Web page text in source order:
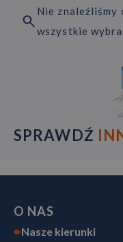
Nie znaleźliśmy
wszystkie
SPRAWDŹ
O NAS
Nasze kierunki